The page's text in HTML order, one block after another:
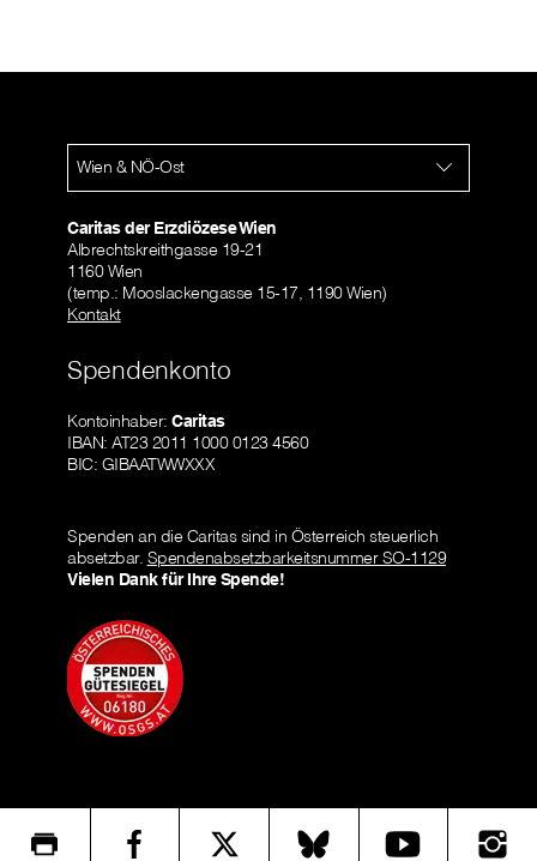
Wien & NÖ-Ost
Caritas der Erzdiözese Wien
Albrechtskreithgasse 19-21
1160 Wien
(temp.: Mooslackengasse 15-17, 1190 Wien)
Kontakt
Spendenkonto
Kontoinhaber: Caritas
IBAN: AT23 2011 1000 0123 4560
BIC: GIBAATWWXXX
Spenden an die Caritas sind in Österreich steuerlich
absetzbar. Spendenabsetzbarkeitsnummer SO-1129
Vielen Dank für Ihre Spende!